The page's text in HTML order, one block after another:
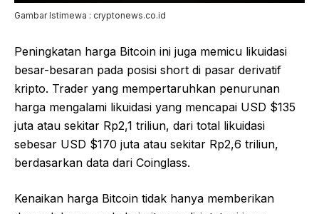
Gambar Istimewa : cryptonews.co.id
Peningkatan harga Bitcoin ini juga memicu likuidasi
besar-besaran pada posisi short di pasar derivatif
kripto. Trader yang mempertaruhkan penurunan
harga mengalami likuidasi yang mencapai USD $135
juta atau sekitar Rp2,1 triliun, dari total likuidasi
sebesar USD $170 juta atau sekitar Rp2,6 triliun,
berdasarkan data dari Coinglass.
Kenaikan harga Bitcoin tidak hanya memberikan